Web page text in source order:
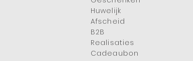
Huwelijk
Afscheid
B2B
Realisaties
Cadeaubon